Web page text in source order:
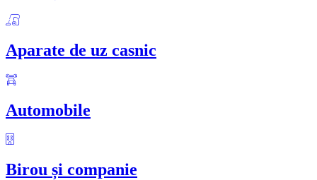
Aparate de uz casnic
Automobile
Birou și companie